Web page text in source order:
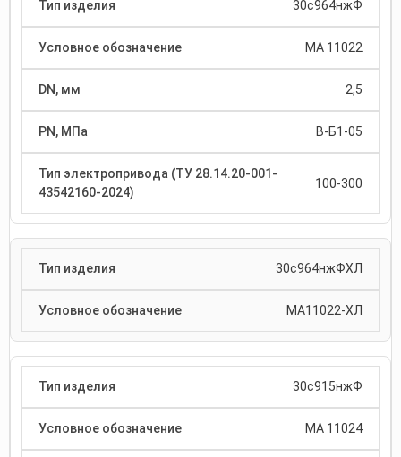
30с964нжФ
МА 11022
2,5
В-Б1-05
100-300
30с964нжФХЛ
МА11022-ХЛ
30с915нжФ
МА 11024